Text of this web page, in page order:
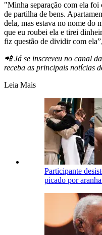
"Minha separação com ela foi
de partilha de bens.
dela, mas estava no nome do
que eu roubei ela e tirei
fiz questão de dividir com
📲 Já se inscreveu no canal
receba as principais notícias
Leia Mais
Participante
picado por